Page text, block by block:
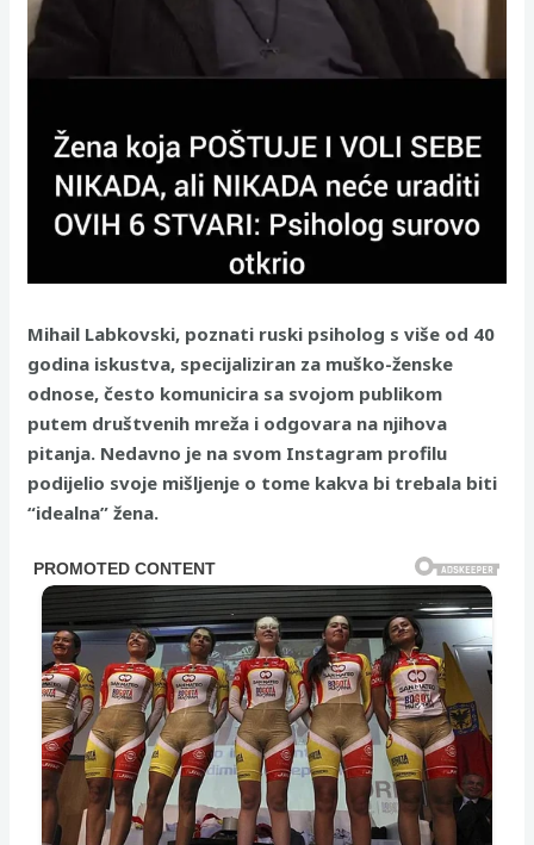
Mihail Labkovski, poznati ruski psiholog s više od 40
godina iskustva, specijaliziran za muško-ženske
odnose, često komunicira sa svojom publikom
putem društvenih mreža i odgovara na njihova
pitanja. Nedavno je na svom Instagram profilu
podijelio svoje mišljenje o tome kakva bi trebala biti
“idealna” žena.